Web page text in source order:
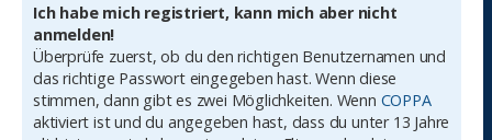
Ich habe mich registriert, kann mich aber nicht
anmelden!
Überprüfe zuerst, ob du den richtigen Benutzernamen und
das richtige Passwort eingegeben hast. Wenn diese
stimmen, dann gibt es zwei Möglichkeiten. Wenn COPPA
aktiviert ist und du angegeben hast, dass du unter 13 Jahre